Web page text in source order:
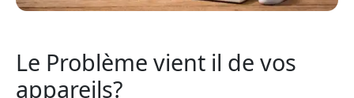
Le Problème vient il de vos
appareils?